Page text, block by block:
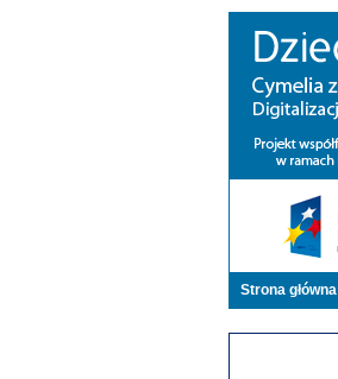
Strona główna